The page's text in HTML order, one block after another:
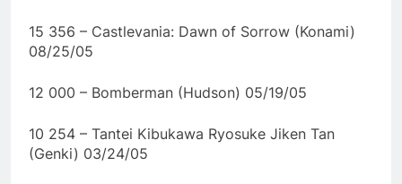
15 356 – Castlevania: Dawn of Sorrow (Konami)
08/25/05
12 000 – Bomberman (Hudson) 05/19/05
10 254 – Tantei Kibukawa Ryosuke Jiken Tan
(Genki) 03/24/05